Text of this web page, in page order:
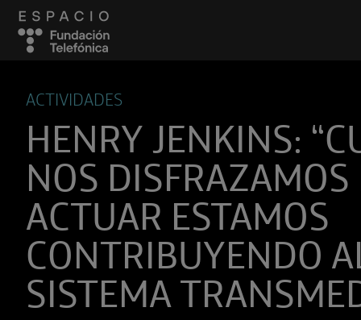
ACTIVIDADES
HENRY JENKINS:
NOS DISFRAZAMOS
ACTUAR ESTAMOS
CONTRIBUYENDO
SISTEMA